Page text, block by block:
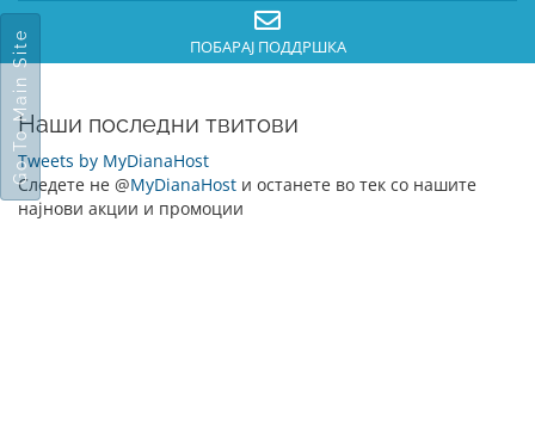
ПОБАРАЈ ПОДДРШКА
Наши последни твитови
Tweets by MyDianaHost
Следете не @MyDianaHost и останете во тек со нашите
најнови акции и промоции
Go To Main Site